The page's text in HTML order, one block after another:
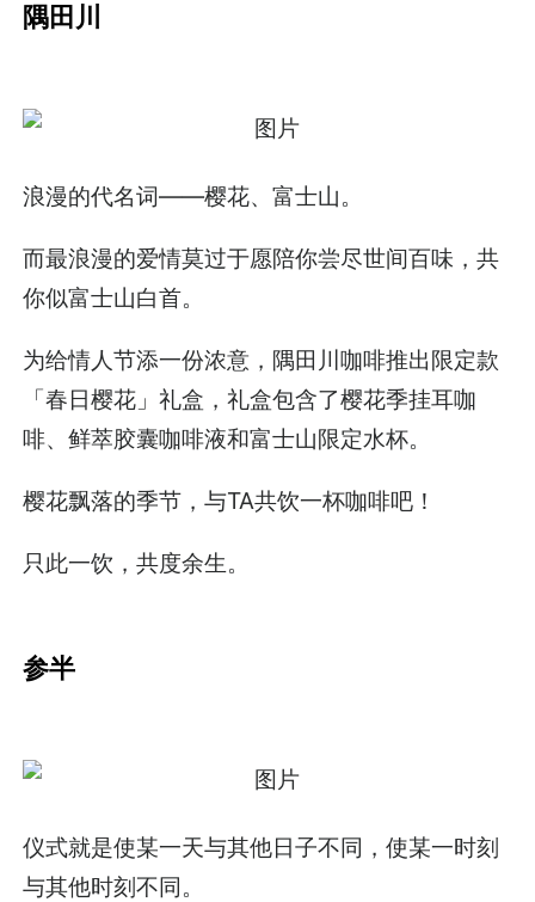
隅田川
浪漫的代名词——樱花、富士山。
而最浪漫的爱情莫过于愿陪你尝尽世间百味，共
你似富士山白首。
为给情人节添一份浓意，隅田川咖啡推出限定款
「春日樱花」礼盒，礼盒包含了樱花季挂耳咖
啡、鲜萃胶囊咖啡液和富士山限定水杯。
樱花飘落的季节，与TA共饮一杯咖啡吧！
只此一饮，共度余生。
参半
仪式就是使某一天与其他日子不同，使某一时刻
与其他时刻不同。